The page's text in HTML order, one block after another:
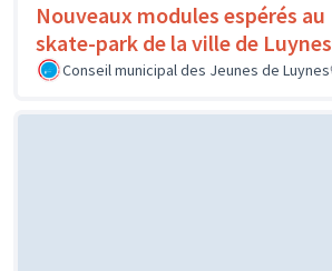
Nouveaux modules espérés au
skate-park de la ville de Luynes
Conseil municipal des Jeunes de Luynes